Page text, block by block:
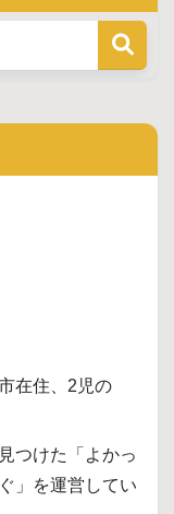
在住、2児の
つけた「よかっ
」を運営してい